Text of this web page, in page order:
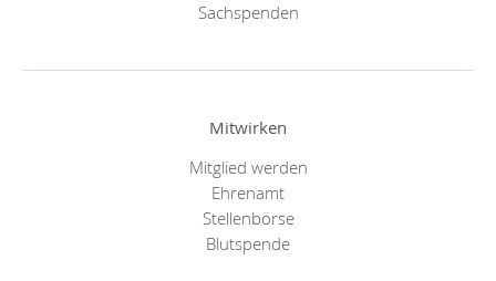
Sachspenden
Mitwirken
Mitglied werden
Ehrenamt
Stellenbörse
Blutspende